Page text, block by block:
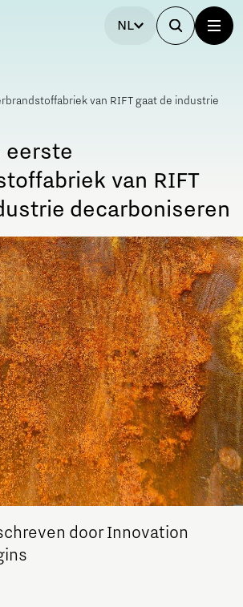
NL
van RIFT gaat de industrie
eerste
van RIFT
decarboniseren
door Innovation